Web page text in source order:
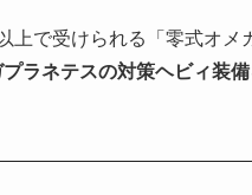
上で受けられる「零式オ
ラネテスの対策ヘビィ装備